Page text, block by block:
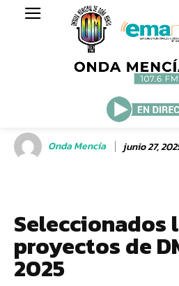
Onda Mencía junio 27,
Seleccionados
proyectos de
2025